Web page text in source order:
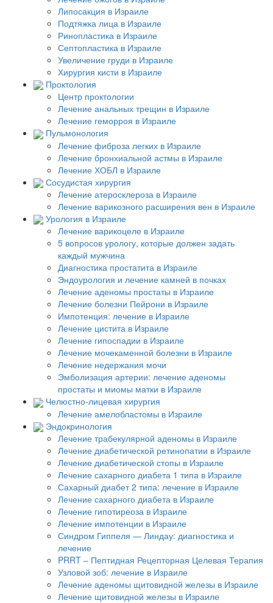
Липосакция в Израиле
Подтяжка лица в Израиле
Ринопластика в Израиле
Септопластика в Израиле
Увеличение груди в Израиле
Хирургия кисти в Израиле
Проктология
Центр проктологии
Лечение анальных трещин в Израиле
Лечение геморроя в Израиле
Пульмонология
Лечение фиброза легких в Израиле
Лечение бронхиальной астмы в Израиле
Лечение ХОБЛ в Израиле
Сосудистая хирургия
Лечение атеросклероза в Израиле
Лечение варикозного расширения вен в Израиле
Урология в Израиле
Лечение варикоцеле в Израиле
5 вопросов урологу, которые должен задать
каждый мужчина
Диагностика простатита в Израиле
Эндоурология и лечение камней в почках
Лечение аденомы простаты в Израиле
Лечение болезни Пейрони в Израиле
Импотенция: лечение в Израиле
Лечение цистита в Израиле
Лечение гипоспадии в Израиле
Лечение мочекаменной болезни в Израиле
Лечение недержания мочи
Эмболизация артерии: лечение аденомы
простаты и миомы матки в Израиле
Челюстно-лицевая хирургия
Лечение амелобластомы в Израиле
Эндокринология
Лечение трабекулярной аденомы в Израиле
Лечение диабетической ретинопатии в Израиле
Лечение диабетической стопы в Израиле
Лечение сахарного диабета 1 типа в Израиле
Сахарный диабет 2 типа: лечение в Израиле
Лечение сахарного диабета в Израиле
Лечение гипотиреоза в Израиле
Лечение импотенции в Израиле
Синдром Гиппеля — Линдау: диагностика и
лечение
PRRT – Пептидная Рецепторная Целевая Терапия
Узловой зоб: лечение в Израиле
Лечение аденомы щитовидной железы в Израиле
Лечение щитовидной железы в Израиле